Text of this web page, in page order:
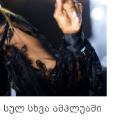
სხვა ამპლუაში